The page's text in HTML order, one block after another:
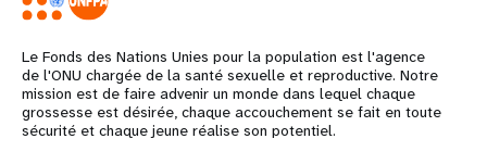
Le Fonds des Nations Unies pour la population est l'agence
de l'ONU chargée de la santé sexuelle et reproductive. Notre
mission est de faire advenir un monde dans lequel chaque
grossesse est désirée, chaque accouchement se fait en toute
sécurité et chaque jeune réalise son potentiel.